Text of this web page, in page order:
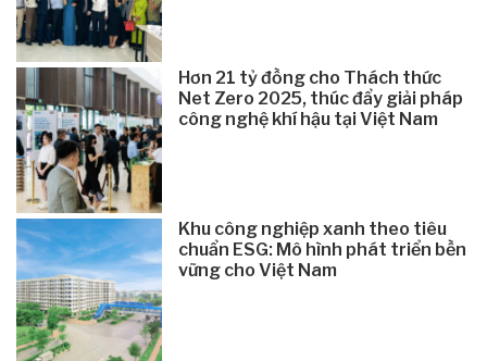
Hơn 21 tỷ đồng cho Thách thức
Net Zero 2025, thúc đẩy giải pháp
công nghệ khí hậu tại Việt Nam
Khu công nghiệp xanh theo tiêu
chuẩn ESG: Mô hình phát triển bền
vững cho Việt Nam